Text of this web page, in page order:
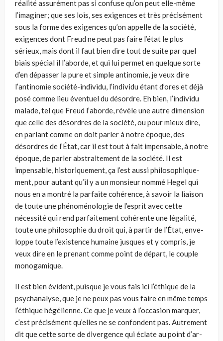
réalité assurément pas si confuse qu’on peut elle-même
l’ima­giner; que ses lois, ses exigences et très précisément
sous la forme des exi­gences qu’on appelle de la société,
exigences dont Freud ne peut pas faire l’état le plus
sérieux, mais dont il faut bien dire tout de suite par quel
biais spécial il l’aborde, et qui lui permet en quelque sorte
d’en dépasser la pure et simple antinomie, je veux dire
l’antinomie société-individu, l’individu étant d’ores et déjà
posé comme lieu éventuel du désordre. Eh bien, l’individu
malade, tel que Freud l’aborde, révèle une autre dimen­sion
que celle des désordres de la société, ou pour mieux dire,
en parlant comme on doit parler à notre époque, des
désordres de l’État, car il est tout à fait impensable, à notre
époque, de parler abstraitement de la société. Il est
impensable, historiquement, ça l’est aussi philosophique­
ment, pour autant qu’il y a un monsieur nommé Hegel qui
nous en a montré la parfaite cohérence, à savoir la liaison
de toute une phénomé­nologie de l’esprit avec cette
nécessité qui rend parfaitement cohérente une légalité,
toute une philosophie du droit qui, à partir de l’État, enve­
loppe toute l’existence humaine jusques et y compris, je
veux dire en le prenant comme point de départ, le couple
monogamique.
Il est bien évident, puisque je vous fais ici l’éthique de la
psychanalyse, que je ne peux pas vous faire en même temps
l’éthique hégélienne. Ce que je veux à l’occasion marquer,
c’est précisément qu’elles ne se confondent pas. Autrement
dit que cette sorte de divergence qui éclate au point d’ar­